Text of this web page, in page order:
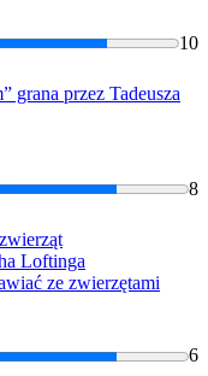
10
grana przez Tadeusza
8
Loftinga
ze zwierzętami
6